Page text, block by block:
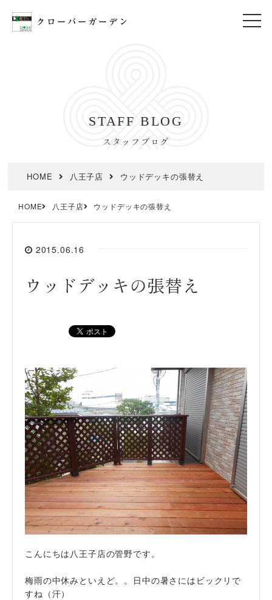
t
STAFF BLOG
スタッフブログ
HOME 八王子店 ウッドデッキの張替え
HOME 八王子店 ウッドデッキの張替え
2015.06.16
ウッドデッキの張替え
こんにちは八王子店の管野です。
梅雨の中休みといえど。。日中の暑さにはビックリで
すね（汗）